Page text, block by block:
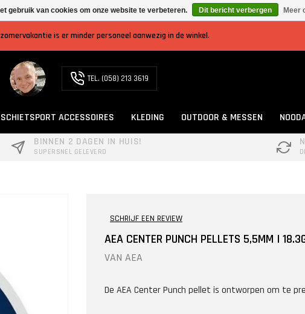
is er minder personeel aanwezig in de winkel.
TEL. (058) 213 3619
SCHIETSPORT ACCESSOIRES KLEDING OUTDOOR & MESSEN
BINNEN 2 DAGEN IN HUIS!
SUPERSNEL GELEVERD
SCHRIJF EEN REVIEW
AEA CENTER PUNCH PELLETS 5,5MM |
VAN AEA
De AEA Center Punch pellet is ontworpen om te
gebruik van cookies om onze website te verbeteren. Dit bericht verbergen Meer